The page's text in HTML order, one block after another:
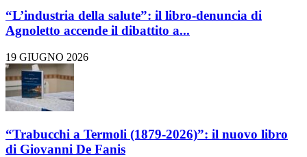
“L’industria della salute”: il libro-denuncia di
Agnoletto accende il dibattito a...
19 GIUGNO 2026
“Trabucchi a Termoli (1879-2026)”: il nuovo libro
di Giovanni De Fanis